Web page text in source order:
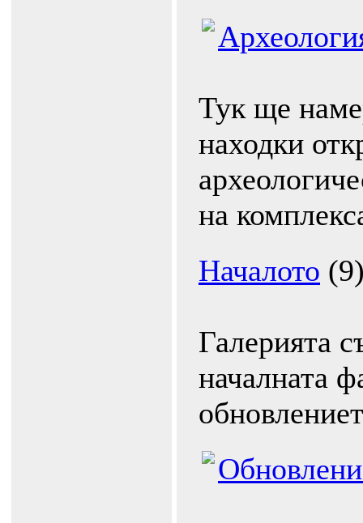
Тук ще
находки
на
Началото
Галерията
началната